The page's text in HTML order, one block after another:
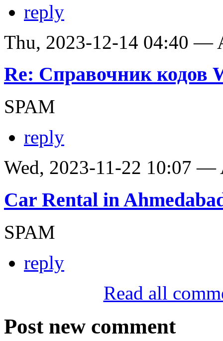
reply
Thu, 2023-12-14 04:40 —
Re: Справочник кодов
SPAM
reply
Wed, 2023-11-22 10:07 —
Car Rental in
SPAM
reply
Read all
Post new comment